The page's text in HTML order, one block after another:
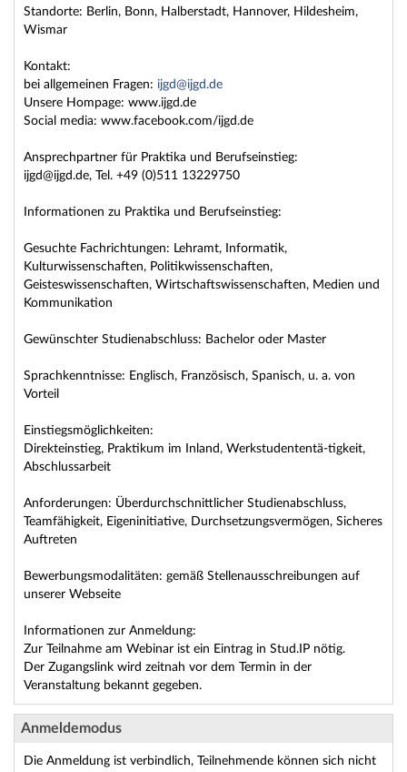
Standorte: Berlin, Bonn, Halberstadt, Hannover, Hildesheim,
Wismar
Kontakt:
bei allgemeinen Fragen: ijgd@ijgd.de
Unsere Hompage: www.ijgd.de
Social media: www.facebook.com/ijgd.de
Ansprechpartner für Praktika und Berufseinstieg:
ijgd@ijgd.de, Tel. +49 (0)511 13229750
Informationen zu Praktika und Berufseinstieg:
Gesuchte Fachrichtungen: Lehramt, Informatik,
Kulturwissenschaften, Politikwissenschaften,
Geisteswissenschaften, Wirtschaftswissenschaften, Medien und
Kommunikation
Gewünschter Studienabschluss: Bachelor oder Master
Sprachkenntnisse: Englisch, Französisch, Spanisch, u. a. von
Vorteil
Einstiegsmöglichkeiten:
Direkteinstieg, Praktikum im Inland, Werkstudententä-tigkeit,
Abschlussarbeit
Anforderungen: Überdurchschnittlicher Studienabschluss,
Teamfähigkeit, Eigeninitiative, Durchsetzungsvermögen, Sicheres
Auftreten
Bewerbungsmodalitäten: gemäß Stellenausschreibungen auf
unserer Webseite
Informationen zur Anmeldung:
Zur Teilnahme am Webinar ist ein Eintrag in Stud.IP nötig.
Der Zugangslink wird zeitnah vor dem Termin in der
Veranstaltung bekannt gegeben.
Anmeldemodus
Die Anmeldung ist verbindlich, Teilnehmende können sich nicht